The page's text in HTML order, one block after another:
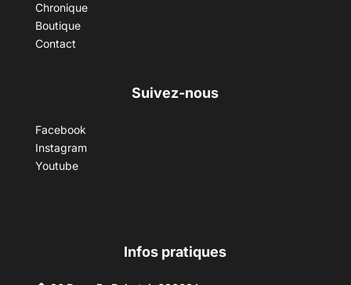
Chronique
Boutique
Contact
Suivez-nous
Facebook
Instagram
Youtube
Infos pratiques